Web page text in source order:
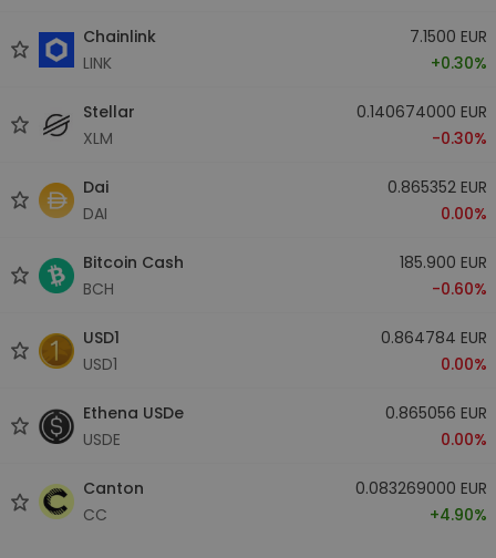
Chainlink
LINK
7.1500 EUR
+0.30%
Stellar
XLM
0.140674000 EUR
-0.30%
Dai
DAI
0.865352 EUR
0.00%
Bitcoin Cash
BCH
185.900 EUR
-0.60%
USD1
USD1
0.864784 EUR
0.00%
Ethena USDe
USDE
0.865056 EUR
0.00%
Canton
CC
0.083269000 EUR
+4.90%